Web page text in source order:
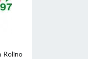
Rolino